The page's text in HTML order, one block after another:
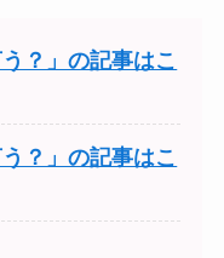
？」の記事はこ
？」の記事はこ